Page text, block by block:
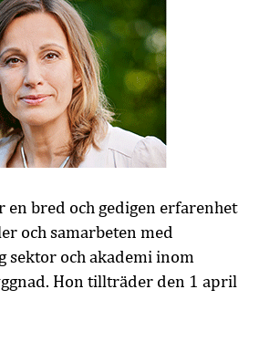
en bred och gedigen erfarenhet
och samarbeten med
sektor och akademi inom
Hon tillträder den 1 april